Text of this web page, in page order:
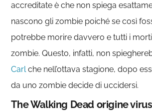
accreditate è che non spiega
nascono gli zombie poiché se così
potrebbe morire davvero e tutti i
zombie. Questo, infatti, non
Carlche nell’ottava stagione, dopo
da uno zombie decide di uccidersi.
The Walking Dead origine